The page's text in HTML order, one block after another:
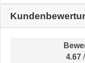
4.67